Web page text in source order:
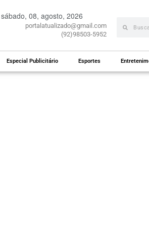
sábado, 08, agosto, 2026
portalatualizado@gmail.com
(92)98503-5952
Especial Publicitário Esportes